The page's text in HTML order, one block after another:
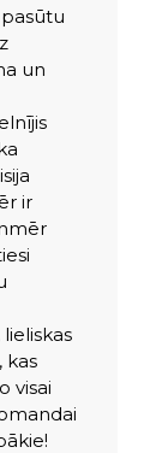
un
ir
kas
visai